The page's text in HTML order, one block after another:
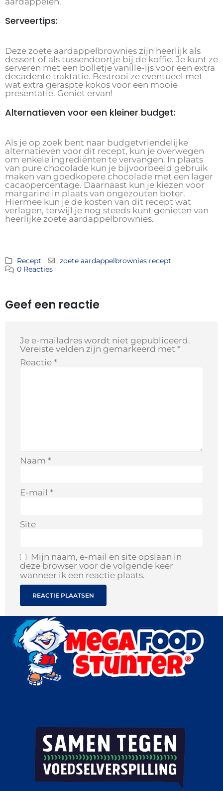
Serveertips:
Deze zoete aardappelbrownies zijn heerlijk als
dessert of als tussendoortje bij de koffie. Je kunt ze
serveren met een bolletje vanille-ijs voor een extra
decadente traktatie. Bestrooi ze eventueel met
wat extra geraspte kokos voor een mooie
presentatie. Geniet ervan!
Alternatieven voor een kleiner budget:
Als je op zoek bent naar budgetvriendelijke
alternatieven voor dit recept, kun je overwegen
om enkele ingrediënten te vervangen. In plaats
van pure chocolade kun je bijvoorbeeld gebruik
maken van goedkopere chocolade met een lager
cacaopercentage. Daarnaast kun je kiezen voor
margarine in plaats van ongezouten boter.
Hiermee kun je de kosten van dit recept wat
verlagen, terwijl je nog steeds kunt genieten van
heerlijke zoete aardappelbrownies.
Recept
zoete aardappelbrownies recept
0 Reacties
Geef een reactie
Je e-mailadres wordt niet gepubliceerd.
Vereiste velden zijn gemarkeerd met *
Reactie *
Naam *
E-mail *
Site
Mijn naam, e-mail en site opslaan in
deze browser voor de volgende keer
wanneer ik een reactie plaats.